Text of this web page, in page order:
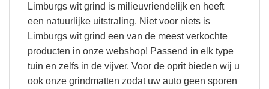
Limburgs wit grind is milieuvriendelijk en heeft
een natuurlijke uitstraling. Niet voor niets is
Limburgs wit grind een van de meest verkochte
producten in onze webshop! Passend in elk type
tuin en zelfs in de vijver. Voor de oprit bieden wij u
ook onze grindmatten zodat uw auto geen sporen